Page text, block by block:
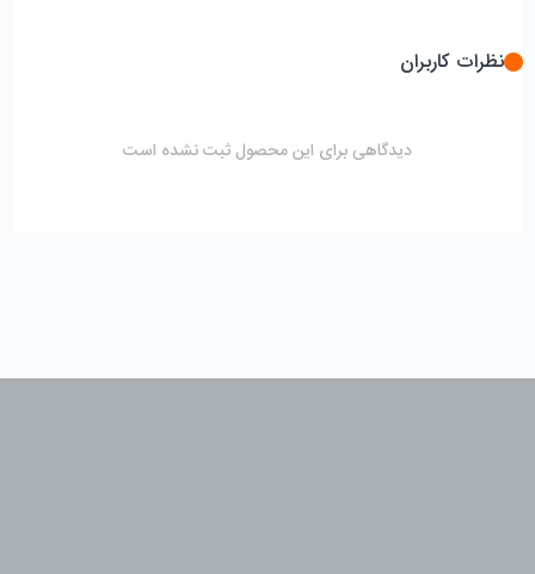
نظرات کاربران
دیدگاهی برای این محصول ثبت نشده است